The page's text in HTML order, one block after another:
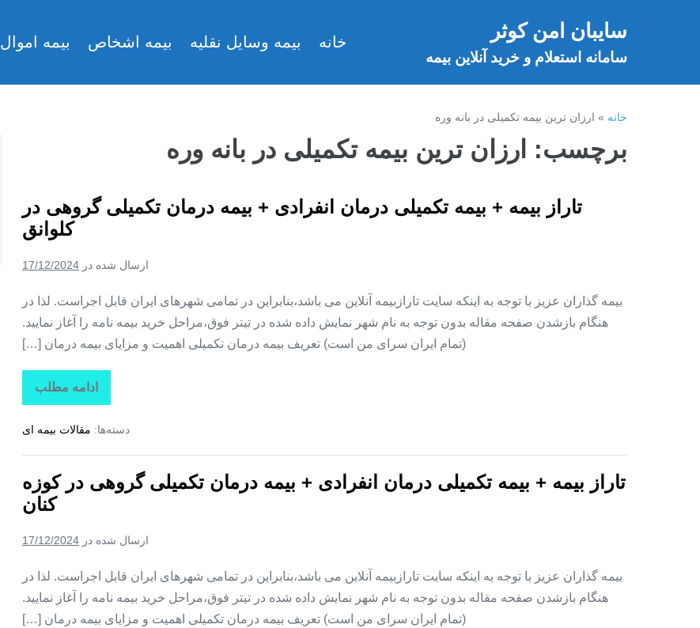
سایبان امن کوثر
سامانه استعلام و خرید آنلاین بیمه
خانه بیمه وسایل نقلیه بیمه اشخاص بیمه اموال
خانه » ارزان ترین بیمه تکمیلی در بانه وره
برچسب: ارزان ترین بیمه تکمیلی در بانه وره
تاراز بیمه + بیمه تکمیلی درمان انفرادی + بیمه درمان تکمیلی گروهی در
کلوانق
ارسال شده در 17/12/2024
بیمه گذاران عزیز با توجه به اینکه سایت تارازبیمه آنلاین می باشد،بنابراین در تمامی شهرهای ایران قابل اجراست. لذا در
هنگام بازشدن صفحه مقاله بدون توجه به نام شهر نمایش داده شده در تیتر فوق،مراحل خرید بیمه نامه را آغاز نمایید.
(تمام ایران سرای من است) تعریف بیمه درمان تکمیلی اهمیت و مزایای بیمه درمان […]
ادامه مطلب
تاراز
بیمه
بیمه
درمان
+
بیمه
درمان
در
دسته‌ها: مقالات بیمه ای
تاراز بیمه + بیمه تکمیلی درمان انفرادی + بیمه درمان تکمیلی گروهی در کوزه
کنان
ارسال شده در 17/12/2024
بیمه گذاران عزیز با توجه به اینکه سایت تارازبیمه آنلاین می باشد،بنابراین در تمامی شهرهای ایران قابل اجراست. لذا در
هنگام بازشدن صفحه مقاله بدون توجه به نام شهر نمایش داده شده در تیتر فوق،مراحل خرید بیمه نامه را آغاز نمایید.
(تمام ایران سرای من است) تعریف بیمه درمان تکمیلی اهمیت و مزایای بیمه درمان […]